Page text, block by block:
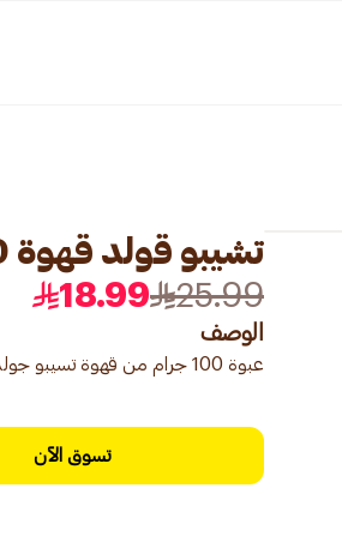
تشيبو قولد قهوة 100جرام
25.99
18.99
الوصف
عبوة 100 جرام من قهوة تسيبو جولد كافيه، تقدم مزيج قهوة فوري متميز لطعم مرضي.
تسوق الآن